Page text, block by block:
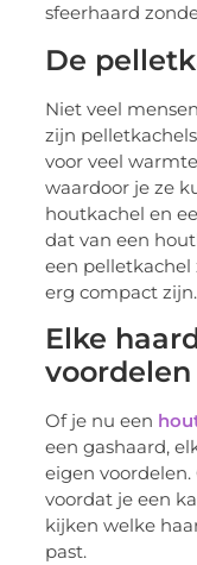
sfeerhaard
De
Niet veel
zijn
voor veel
waardoor je ze
houtkachel en
dat van een
een
erg compact zijn.
Elke
voordelen
Of je nu een
een gashaard,
eigen
voordat je een
kijken welke
past.